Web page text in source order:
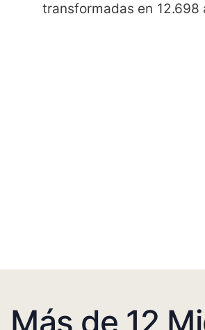
transformadas en 12.698
Más de 12